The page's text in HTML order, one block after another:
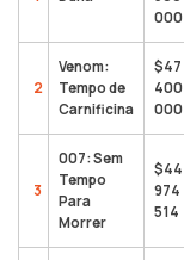
000
2
Venom:
Tempo de
Carnificina
$47
400
000
3
007: Sem
Tempo
Para
Morrer
$44
974
514